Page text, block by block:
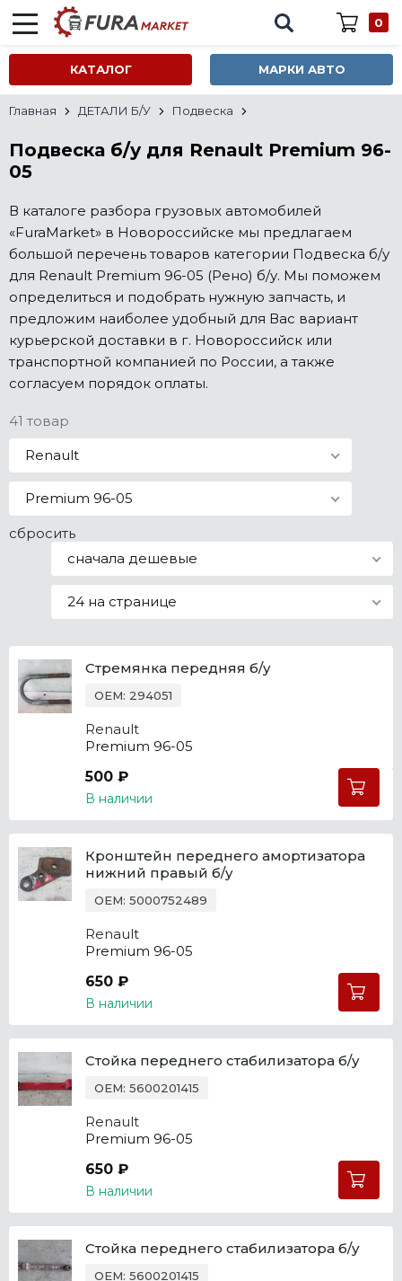
0
КАТАЛОГ МАРКИ АВТО
Главная ДЕТАЛИ Б/У Подвеска
Подвеска б/у для Renault Premium 96-
05
В каталоге разбора грузовых автомобилей
«FuraMarket» в Новороссийске мы предлагаем
большой перечень товаров категории Подвеска б/у
для Renault Premium 96-05 (Рено) б/у. Мы поможем
определиться и подобрать нужную запчасть, и
предложим наиболее удобный для Вас вариант
курьерской доставки в г. Новороссийск или
транспортной компанией по России, а также
согласуем порядок оплаты.
41 товар
Renault
Premium 96-05
сбросить
сначала дешевые
24 на странице
Стремянка передняя б/у
OEM: 294051
Renault
Premium 96-05
500 ₽
В наличии
Кронштейн переднего амортизатора
нижний правый б/у
OEM: 5000752489
Renault
Premium 96-05
650 ₽
В наличии
Стойка переднего стабилизатора б/у
OEM: 5600201415
Renault
Premium 96-05
650 ₽
В наличии
Стойка переднего стабилизатора б/у
OEM: 5600201415